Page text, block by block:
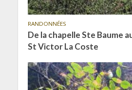
RANDONNÉES
De la chapelle Ste Baume
St Victor La Coste